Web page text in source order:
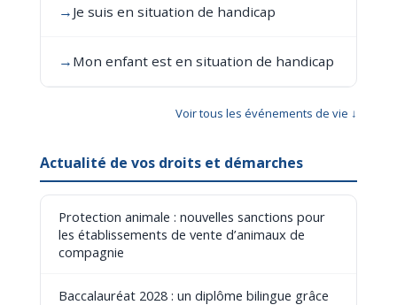
→ Je suis en situation de handicap
→ Mon enfant est en situation de handicap
Voir tous les événements de vie ↓
Actualité de vos droits et démarches
Protection animale : nouvelles sanctions pour
les établissements de vente d’animaux de
compagnie
Baccalauréat 2028 : un diplôme bilingue grâce